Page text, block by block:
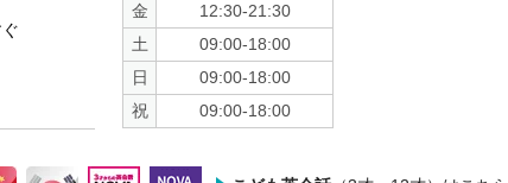
金
12:30-21:30
土
09:00-18:00
日
09:00-18:00
祝
09:00-18:00